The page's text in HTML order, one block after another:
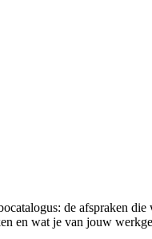
de afspraken
en wat je van jouw